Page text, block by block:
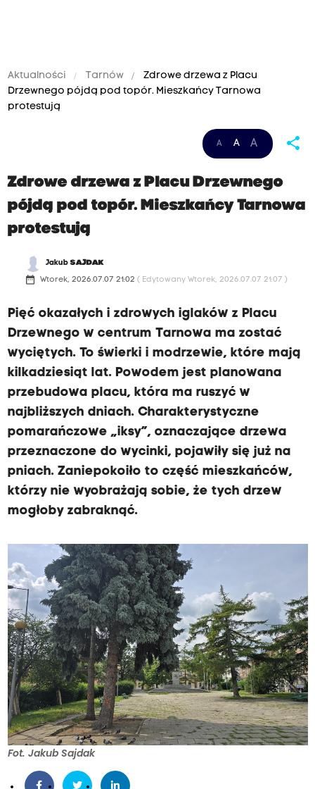
Aktualności Tarnów
Zdrowe drzewa z Placu
Drzewnego pójdą pod topór. Mieszkańcy Tarnowa
protestują
A A A share
Zdrowe drzewa z Placu Drzewnego
pójdą pod topór. Mieszkańcy Tarnowa
protestują
JakubSAJDAK
date_range Wtorek, 2026.07.07 21:02 ( Edytowany Wtorek, 2026.07.07 21:07 )
Pięć okazałych i zdrowych iglaków z Placu
Drzewnego w centrum Tarnowa ma zostać
wyciętych. To świerki i modrzewie, które mają
kilkadziesiąt lat. Powodem jest planowana
przebudowa placu, która ma ruszyć w
najbliższych dniach. Charakterystyczne
pomarańczowe „iksy”, oznaczające drzewa
przeznaczone do wycinki, pojawiły się już na
pniach. Zaniepokoiło to część mieszkańców,
którzy nie wyobrażają sobie, że tych drzew
mogłoby zabraknąć.
Fot. Jakub Sajdak